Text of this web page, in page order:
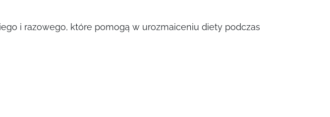
i razowego, które pomogą w urozmaiceniu diety podczas